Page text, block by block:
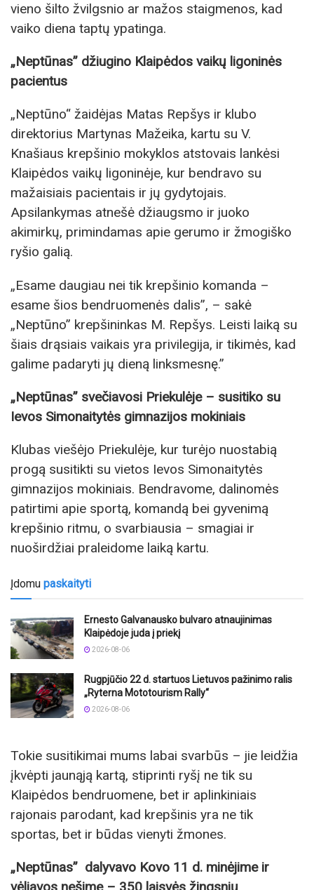
vieno šilto žvilgsnio ar mažos staigmenos, kad
vaiko diena taptų ypatinga.
„Neptūnas” džiugino Klaipėdos vaikų ligoninės
pacientus
„Neptūno“ žaidėjas Matas Repšys ir klubo
direktorius Martynas Mažeika, kartu su V.
Knašiaus krepšinio mokyklos atstovais lankėsi
Klaipėdos vaikų ligoninėje, kur bendravo su
mažaisiais pacientais ir jų gydytojais.
Apsilankymas atnešė džiaugsmo ir juoko
akimirkų, primindamas apie gerumo ir žmogiško
ryšio galią.
„Esame daugiau nei tik krepšinio komanda –
esame šios bendruomenės dalis”, – sakė
„Neptūno” krepšininkas M. Repšys. Leisti laiką su
šiais drąsiais vaikais yra privilegija, ir tikimės, kad
galime padaryti jų dieną linksmesnę.”
„Neptūnas” svečiavosi Priekulėje – susitiko su
Ievos Simonaitytės gimnazijos mokiniais
Klubas viešėjo Priekulėje, kur turėjo nuostabią
progą susitikti su vietos Ievos Simonaitytės
gimnazijos mokiniais. Bendravome, dalinomės
patirtimi apie sportą, komandą bei gyvenimą
krepšinio ritmu, o svarbiausia – smagiai ir
nuoširdžiai praleidome laiką kartu.
Įdomu paskaityti
Ernesto Galvanausko bulvaro atnaujinimas
Klaipėdoje juda į priekį
2026-08-06
Rugpjūčio 22 d. startuos Lietuvos pažinimo ralis
„Ryterna Mototourism Rally“
2026-08-06
Tokie susitikimai mums labai svarbūs – jie leidžia
įkvėpti jaunąją kartą, stiprinti ryšį ne tik su
Klaipėdos bendruomene, bet ir aplinkiniais
rajonais parodant, kad krepšinis yra ne tik
sportas, bet ir būdas vienyti žmones.
„Neptūnas” dalyvavo Kovo 11 d. minėjime ir